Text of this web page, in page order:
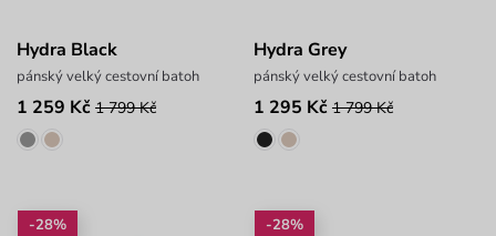
Hydra Black
pánský velký cestovní batoh
1 259 Kč 1 799 Kč
Hydra Grey
pánský velký cestovní batoh
1 295 Kč 1 799 Kč
-28% -28%